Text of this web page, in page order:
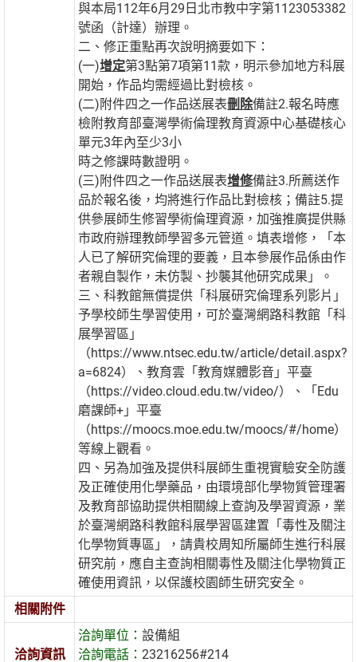
與本局112年6月29日北市教中字第1123053382
號函（計達）辦理。
二、修正重點再次說明摘要如下：
(一)增定第3點第7項第11款，明示參加地方科展
開始，作品均需經過比對檢核。
(二)附件四之一作品送展表刪除備註2.報名時應
檢附教育部臺灣學術倫理教育資源中心基礎核心
單元3年內至少3小
時之修課時數證明。
(三)附件四之一作品送展表增修備註3.所薦送作
品於報名後，均將進行作品比對檢核；備註5.提
供參展師生修習學術倫理資源，加強推廣提供縣
市政府辦理教師學習多元管道。填表增修，「本
人已了解研究倫理的要義，且本參展作品係由作
者親自製作，未仿製、抄襲其他研究成果」。
三、科教館無償提供「科展研究倫理系列影片」
予學校師生學習使用，可於臺灣網路科教館「科
展學習區」
（https://www.ntsec.edu.tw/article/detail.aspx?
a=6824）、教育雲「教育媒體影音」平臺
（https://video.cloud.edu.tw/video/）、「Edu
磨課師+」平臺
（https://moocs.moe.edu.tw/moocs/#/home）
等線上觀看。
四、另為加強及提供科展師生重視實驗安全防護
及正確使用化學藥品，由環境部化學物質管理署
及教育部協助提供相關線上查詢及學習資源，業
於臺灣網路科教館科展學習區建置「毒性及關注
化學物質專區」，請貴校周知所屬師生進行科展
研究前，應自主查詢相關毒性及關注化學物質正
確使用資訊，以保護校園師生研究安全。
相關附件
洽詢資訊
洽詢單位：設備組
洽詢電話：23216256#214